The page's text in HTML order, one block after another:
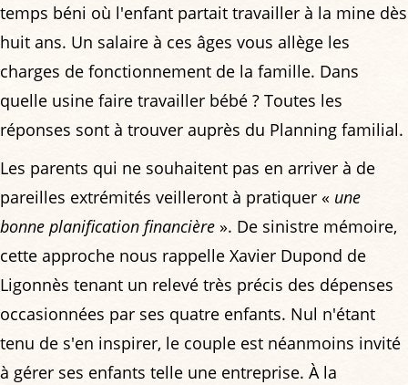
temps béni où l'enfant partait travailler à la mine dès
huit ans. Un salaire à ces âges vous allège les
charges de fonctionnement de la famille. Dans
quelle usine faire travailler bébé ? Toutes les
réponses sont à trouver auprès du Planning familial.
Les parents qui ne souhaitent pas en arriver à de
pareilles extrémités veilleront à pratiquer « une
bonne planification financière ». De sinistre mémoire,
cette approche nous rappelle Xavier Dupond de
Ligonnès tenant un relevé très précis des dépenses
occasionnées par ses quatre enfants. Nul n'étant
tenu de s'en inspirer, le couple est néanmoins invité
à gérer ses enfants telle une entreprise. À la